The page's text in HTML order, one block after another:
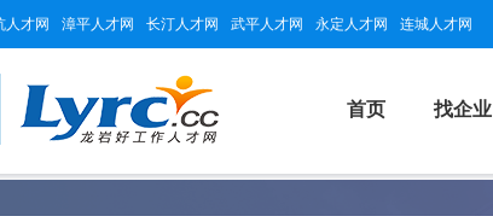
人才网 漳平人才网 长汀人才网 武平人才网 永定人才网 连城人才网
首页 找企业